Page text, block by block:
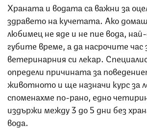
Храната и водата са важни за
здравето на кучетата. Ако
любимец не яде и не пие вода,
губите време, а да насрочите час
ветеринарния си лекар.
определи причината за
животното и ще назначи курс за
споменахме по-рано, едно
издържи между 3 до 5 дни без
вода.